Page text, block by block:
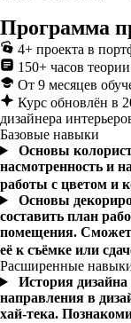
Программа
4+ проекта в
150+ часов
От 9 месяцев
Курс обновлён в
дизайнера
Базовые навыки
Основы
насмотренность и
работы с цветом и
Основы
составить план
помещения.
её к съёмке или
Расширенные
История дизайна
направления в
хай-тека.